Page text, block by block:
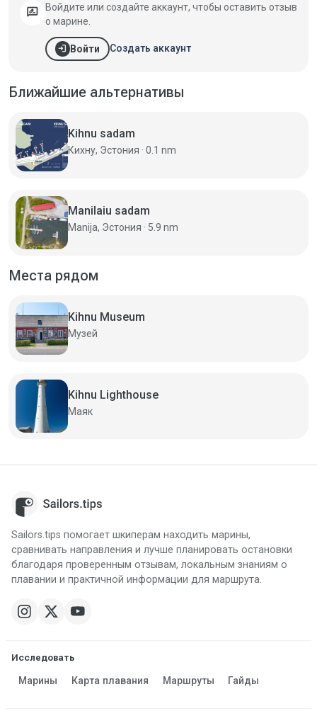
rate_review
Войдите или создайте аккаунт, чтобы оставить отзыв
о марине.
login Войти Создать аккаунт
Ближайшие альтернативы
Kihnu sadam
Кихну, Эстония · 0.1 nm
Manilaiu sadam
Manija, Эстония · 5.9 nm
Места рядом
Kihnu Museum
Музей
Kihnu Lighthouse
Маяк
Sailors.tips помогает шкиперам находить марины,
сравнивать направления и лучше планировать остановки
благодаря проверенным отзывам, локальным знаниям о
плавании и практичной информации для маршрута.
Исследовать
Марины Карта плавания Маршруты Гайды